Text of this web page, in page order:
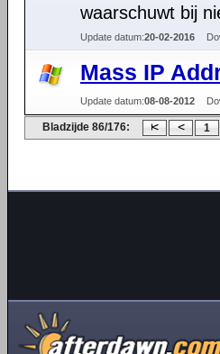
waarschuwt bij
Update datum:20-02-2016
Mass IP
Update datum:08-08-2012
Bladzijde 86/176: 1